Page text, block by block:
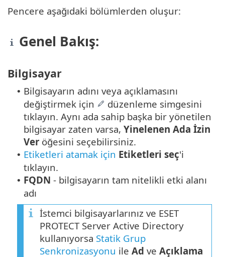
Pencere aşağıdaki bölümlerden oluşur:
Genel Bakış:
Bilgisayar
• Bilgisayarın adını veya açıklamasını
değiştirmek için
düzenleme simgesini
tıklayın. Aynı ada sahip başka bir yönetilen
bilgisayar zaten varsa, Yinelenen Ada İzin
Ver öğesini seçebilirsiniz.
• Etiketleri atamak için Etiketleri seç'i
tıklayın.
• FQDN - bilgisayarın tam nitelikli etki alanı
adı
İstemci bilgisayarlarınız ve ESET
PROTECT Server Active Directory
kullanıyorsa Statik Grup
Senkronizasyonu ile Ad ve Açıklama